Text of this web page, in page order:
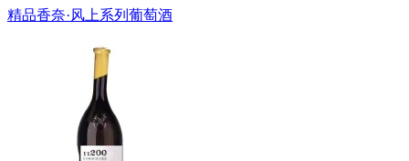
精品香奈·风上系列葡萄酒